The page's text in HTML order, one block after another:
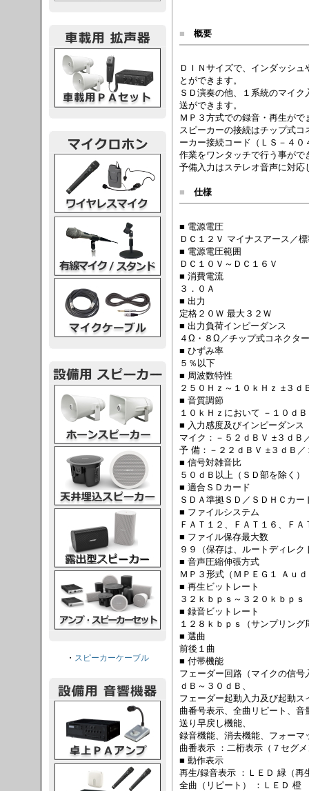
■ 概要
ＤＩＮサイズで、インダッシ
とができます。
ＳＤ演奏の他、１系統のマイ
送ができます。
ＭＰ３方式での録音・再生がで
スピーカーの接続はチップ式
ーカー接続コード（ＬＳ－４
作業をワンタッチで行う事がで
予備入力はステレオ音声に対応
■ 仕様
■ 電源電圧
ＤＣ１２Ｖ マイナスアース／
■ 電源電圧範囲
ＤＣ１０Ｖ～ＤＣ１６Ｖ
■ 消費電流
３．０Ａ
■ 出力
定格２０Ｗ 最大３２Ｗ
■ 出力負荷インピーダンス
４Ω・８Ω／チップ式コネクタ
■ ひずみ率
５％以下
■ 周波数特性
２５０Ｈｚ～１０ｋＨｚ ±３ｄ
■ 音質調節
１０ｋＨｚにおいて －１０ｄ
■ 入力感度及びインピーダンス
マイク：－５２ｄＢＶ ±３ｄ
予 備：－２２ｄＢＶ ±３ｄＢ
■ 信号対雑音比
５０ｄＢ以上（ＳＤ部を除く）
■ 適合ＳＤカード
ＳＤＡ準拠ＳＤ／ＳＤＨＣカ
■ ファイルシステム
ＦＡＴ１２、ＦＡＴ１６、ＦＡ
■ ファイル保存最大数
９９（保存は、ルートディレク
■ 音声圧縮伸張方式
ＭＰ３形式（ＭＰＥＧ１ Ａｕ
■ 再生ビットレート
３２ｋｂｐｓ～３２０ｋｂｐｓ
■ 録音ビットレート
１２８ｋｂｐｓ（サンプリン
■ 選曲
前後１曲
■ 付帯機能
フェーダー回路（マイクの信
ｄＢ～３０ｄＢ、
フェーダー起動入力及び起動ス
曲番号表示、全曲リピート、
送り早戻し機能、
録音機能、消去機能、フォー
曲番表示 ：二桁表示（７セグ
■ 動作表示
再生/録音表示 ：ＬＥＤ 緑（再
全曲（リピート） ：ＬＥＤ 橙
・ スピーカーケーブル